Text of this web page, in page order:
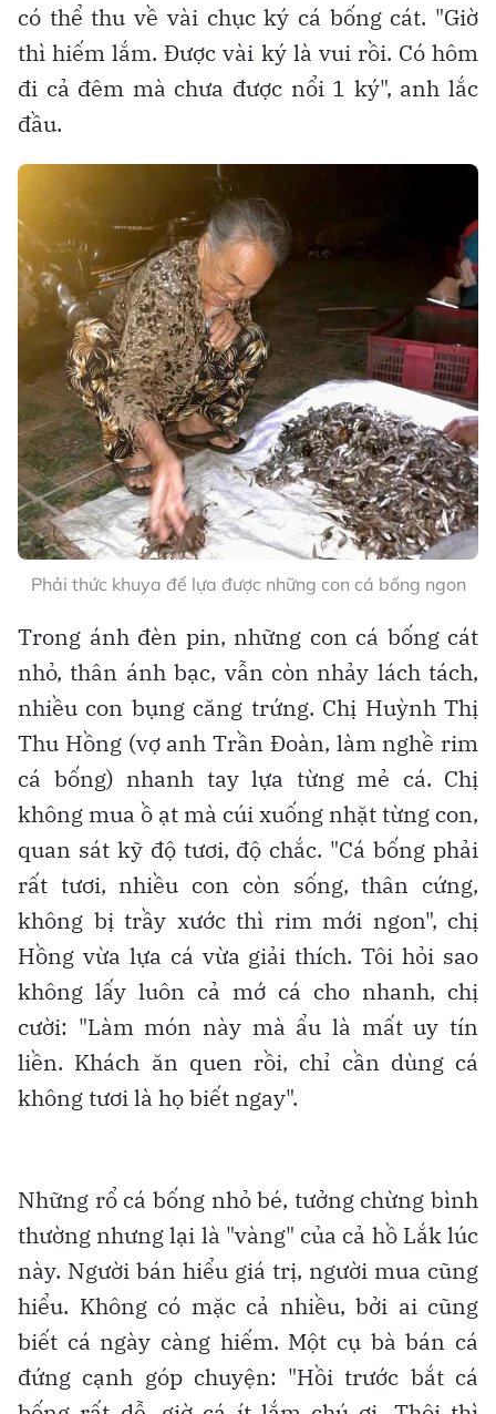
có thể thu về vài chục ký cá bống cát. "Giờ
thì hiếm lắm. Được vài ký là vui rồi. Có hôm
đi cả đêm mà chưa được nổi 1 ký", anh lắc
đầu.
Phải thức khuya để lựa được những con cá bống ngon
Trong ánh đèn pin, những con cá bống cát
nhỏ, thân ánh bạc, vẫn còn nhảy lách tách,
nhiều con bụng căng trứng. Chị Huỳnh Thị
Thu Hồng (vợ anh Trần Đoàn, làm nghề rim
cá bống) nhanh tay lựa từng mẻ cá. Chị
không mua ồ ạt mà cúi xuống nhặt từng con,
quan sát kỹ độ tươi, độ chắc. "Cá bống phải
rất tươi, nhiều con còn sống, thân cứng,
không bị trầy xước thì rim mới ngon", chị
Hồng vừa lựa cá vừa giải thích. Tôi hỏi sao
không lấy luôn cả mớ cá cho nhanh, chị
cười: "Làm món này mà ẩu là mất uy tín
liền. Khách ăn quen rồi, chỉ cần dùng cá
không tươi là họ biết ngay".
Những rổ cá bống nhỏ bé, tưởng chừng bình
thường nhưng lại là "vàng" của cả hồ Lắk lúc
này. Người bán hiểu giá trị, người mua cũng
hiểu. Không có mặc cả nhiều, bởi ai cũng
biết cá ngày càng hiếm. Một cụ bà bán cá
đứng cạnh góp chuyện: "Hồi trước bắt cá